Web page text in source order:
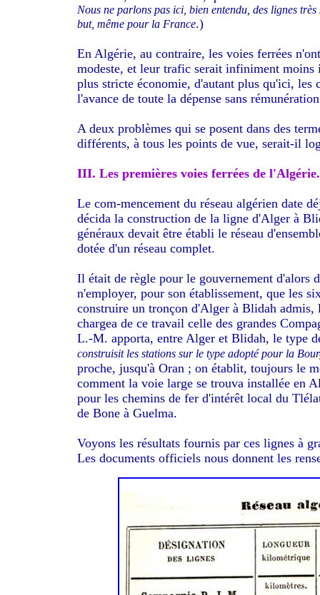
Nous ne parlons pas ici, bien entendu, des lignes
but, même pour la France.)
En Algérie, au contraire, les voies ferrées
modeste, et leur trafic serait infiniment
plus stricte économie, d'autant plus qu'ici,
l'avance de toute la dépense sans
A deux problèmes qui se posent dans des
différents, à tous les points de vue, serait-il
III. Les premières voies ferrées de l'Algérie.
Le com-mencement du réseau algérien date
décida la construction de la ligne d'Alger à
généraux devait être établi le réseau
dotée d'un réseau complet.
Il était de règle pour le gouvernement d'alors
n'employer, pour son établissement, que les
construire un tronçon d'Alger à Blidah
chargea de ce travail celle des grandes
L.-M. apporta, entre Alger et Blidah, le type
construisit les stations sur le type adopté pour la
proche, jusqu'à Oran ; on établit, toujours le
comment la voie large se trouva installée en
pour les chemins de fer d'intérêt local du
de Bone à Guelma.
Voyons les résultats fournis par ces lignes à
Les documents officiels nous donnent les